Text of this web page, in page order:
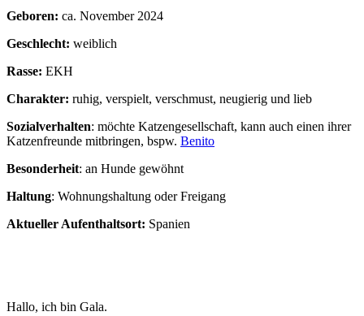
Geboren: ca. November 2024
Geschlecht: weiblich
Rasse: EKH
Charakter: ruhig, verspielt, verschmust, neugierig und lieb
Sozialverhalten: möchte Katzengesellschaft, kann auch einen ihrer
Katzenfreunde mitbringen, bspw. Benito
Besonderheit: an Hunde gewöhnt
Haltung: Wohnungshaltung oder Freigang
Aktueller Aufenthaltsort: Spanien
Hallo, ich bin Gala.